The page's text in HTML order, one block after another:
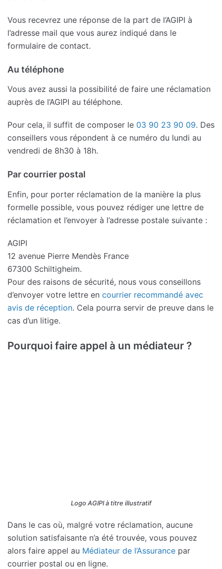
Vous recevrez une réponse de la part de l’AGIPI à
l’adresse mail que vous aurez indiqué dans le
formulaire de contact.
Au téléphone
Vous avez aussi la possibilité de faire une réclamation
auprès de l’AGIPI au téléphone.
Pour cela, il suffit de composer le 03 90 23 90 09. Des
conseillers vous répondent à ce numéro du lundi au
vendredi de 8h30 à 18h.
Par courrier postal
Enfin, pour porter réclamation de la manière la plus
formelle possible, vous pouvez rédiger une lettre de
réclamation et l’envoyer à l’adresse postale suivante :
AGIPI
12 avenue Pierre Mendès France
67300 Schiltigheim.
Pour des raisons de sécurité, nous vous conseillons
d’envoyer votre lettre en courrier recommandé avec
avis de réception. Cela pourra servir de preuve dans le
cas d’un litige.
Pourquoi faire appel à un médiateur ?
Logo AGIPI à titre illustratif
Dans le cas où, malgré votre réclamation, aucune
solution satisfaisante n’a été trouvée, vous pouvez
alors faire appel au Médiateur de l’Assurance par
courrier postal ou en ligne.